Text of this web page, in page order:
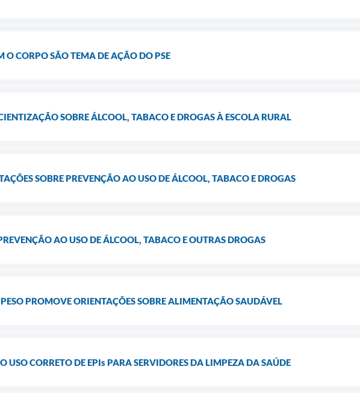
O CORPO SÃO TEMA DE AÇÃO DO PSE
SOBRE ÁLCOOL, TABACO E DROGAS À ESCOLA RURAL
SOBRE PREVENÇÃO AO USO DE ÁLCOOL, TABACO E DROGAS
AO USO DE ÁLCOOL, TABACO E OUTRAS DROGAS
PROMOVE ORIENTAÇÕES SOBRE ALIMENTAÇÃO SAUDÁVEL
USO CORRETO DE EPIs PARA SERVIDORES DA LIMPEZA DA SAÚDE